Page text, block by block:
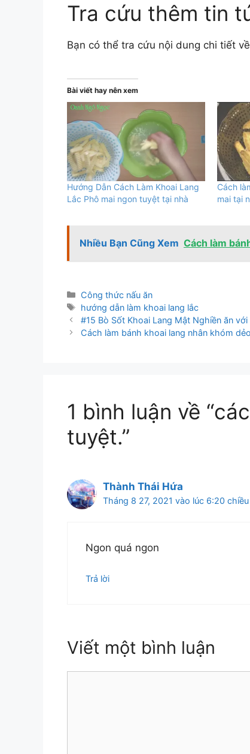
Tra cứu thêm tin
Bạn có thể tra cứu nội dung chi tiết về
Bài viết hay nên xem
Hướng Dẫn Cách Làm Khoai Lang
Lắc Phô mai ngon tuyệt tại nhà
Cách
mai tại
Nhiều Bạn Cũng Xem Cách làm
Danh
mục
Công thức nấu ăn
Thẻ
hướng dẫn làm khoai lang lắc
#15 Bò Sốt Khoai Lang Mật Nghiền ăn
Cách làm bánh khoai lang nhân khóm
1 bình luận về
tuyệt.”
Thành Thái Hứa
Tháng 8 27, 2021 vào lúc 6:20 chiều
Ngon quá ngon
Trả lời
Viết một bình luận